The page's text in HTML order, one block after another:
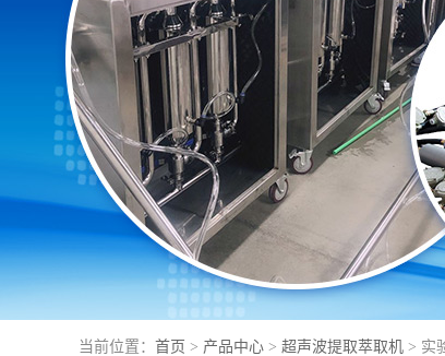
当前位置： 首页 > 产品中心 > 超声波提取萃取机 > 实